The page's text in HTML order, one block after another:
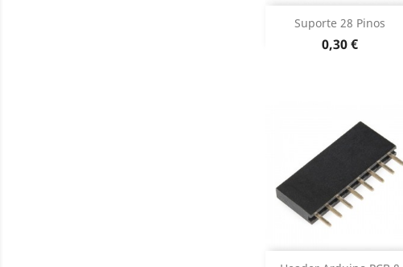
Suporte 28 Pinos
Preço
0,30 €
Adicionar 
Dados do produto